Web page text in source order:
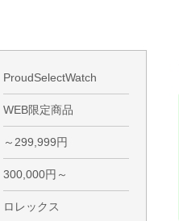
ProudSelectWatch
WEB限定商品
～299,999円
300,000円～
ロレックス